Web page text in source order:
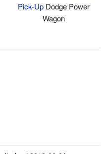
Pick-Up Dodge Power
Wagon